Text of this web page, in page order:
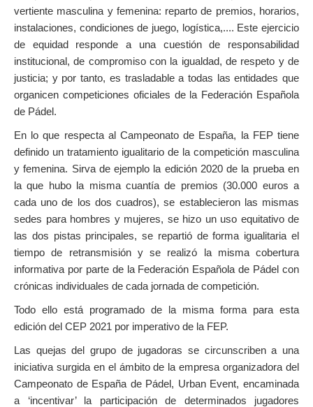
vertiente masculina y femenina: reparto de premios, horarios,
instalaciones, condiciones de juego, logística,.... Este ejercicio
de equidad responde a una cuestión de responsabilidad
institucional, de compromiso con la igualdad, de respeto y de
justicia; y por tanto, es trasladable a todas las entidades que
organicen competiciones oficiales de la Federación Española
de Pádel.
En lo que respecta al Campeonato de España, la FEP tiene
definido un tratamiento igualitario de la competición masculina
y femenina. Sirva de ejemplo la edición 2020 de la prueba en
la que hubo la misma cuantía de premios (30.000 euros a
cada uno de los dos cuadros), se establecieron las mismas
sedes para hombres y mujeres, se hizo un uso equitativo de
las dos pistas principales, se repartió de forma igualitaria el
tiempo de retransmisión y se realizó la misma cobertura
informativa por parte de la Federación Española de Pádel con
crónicas individuales de cada jornada de competición.
Todo ello está programado de la misma forma para esta
edición del CEP 2021 por imperativo de la FEP.
Las quejas del grupo de jugadoras se circunscriben a una
iniciativa surgida en el ámbito de la empresa organizadora del
Campeonato de España de Pádel, Urban Event, encaminada
a ‘incentivar’ la participación de determinados jugadores